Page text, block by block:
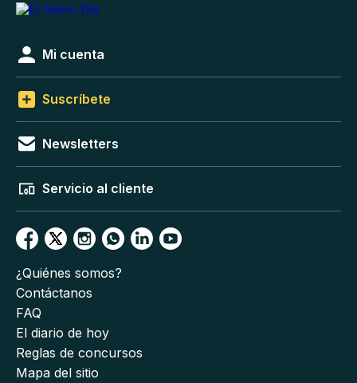
Mi cuenta
Suscríbete
Newsletters
Servicio al cliente
¿Quiénes somos?
Contáctanos
FAQ
El diario de hoy
Reglas de concursos
Mapa del sitio